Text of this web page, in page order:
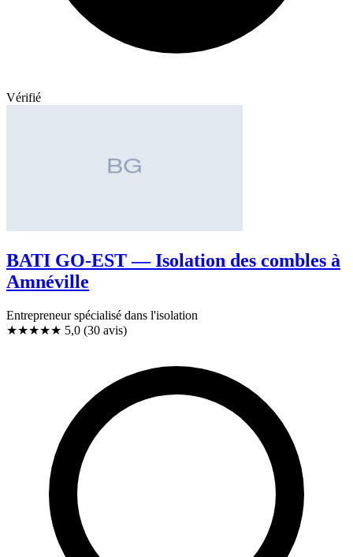
Vérifié
BATI GO-EST — Isolation des combles à
Amnéville
Entrepreneur spécialisé dans l'isolation
★★★★★ 5,0 (30 avis)